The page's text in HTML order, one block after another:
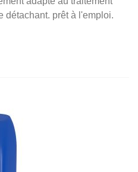
détachant. prêt à l'emploi.